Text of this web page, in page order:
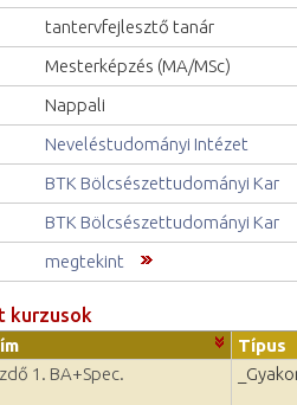
tantervfejlesztő tanár
Mesterképzés (MA/MSc)
Nappali
Neveléstudományi Intézet
BTK Bölcsészettudományi Kar
BTK Bölcsészettudományi Kar
megtekint
kurzusok
Típus
1. BA+Spec.